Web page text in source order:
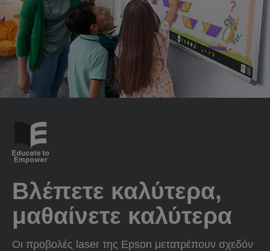
Βλέπετε καλύτερα,
μαθαίνετε καλύτερα
Οι προβολές laser της Epson μετατρέπουν σχεδόν